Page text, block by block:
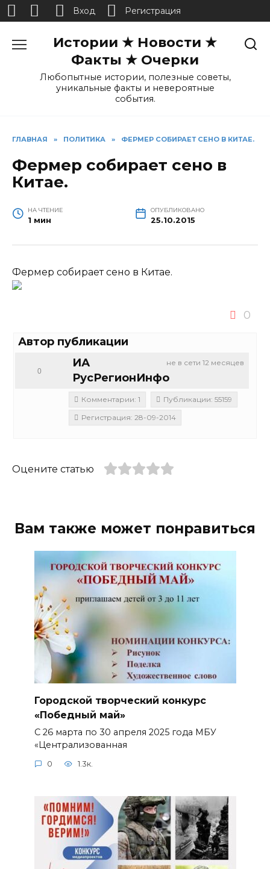
Истории ★ Новости ★
Факты ★ Очерки
Любопытные истории, полезные советы,
уникальные факты и невероятные
события.
ГЛАВНАЯ » ПОЛИТИКА » ФЕРМЕР СОБИРАЕТ СЕНО В КИТАЕ.
Фермер собирает сено в
Китае.
НА ЧТЕНИЕ
1 мин
ОПУБЛИКОВАНО
25.10.2015
Фермер собирает сено в Китае.
0
Автор публикации
не в сети 12 месяцев
ИА
РусРегионИнфо
0
Комментарии: 1
Публикации: 55159
Регистрация: 28-09-2014
Оцените статью
Вам также может понравиться
Городской творческий конкурс
«Победный май»
С 26 марта по 30 апреля 2025 года МБУ
«Централизованная
0 1.3к.
Вход Регистрация